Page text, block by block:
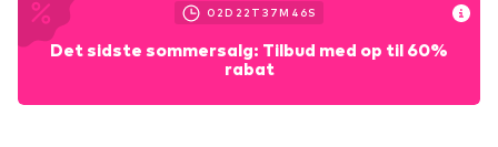
02D 22 T 37M 43S
Det sidste sommersalg: Tilbud med op til 60%
rabat